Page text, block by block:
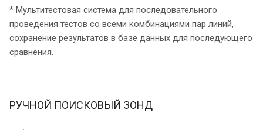
* Мультитестовая система для последовательного
проведения тестов со всеми комбинациями пар линий,
сохранение результатов в базе данных для последующего
сравнения.
РУЧНОЙ ПОИСКОВЫЙ ЗОНД